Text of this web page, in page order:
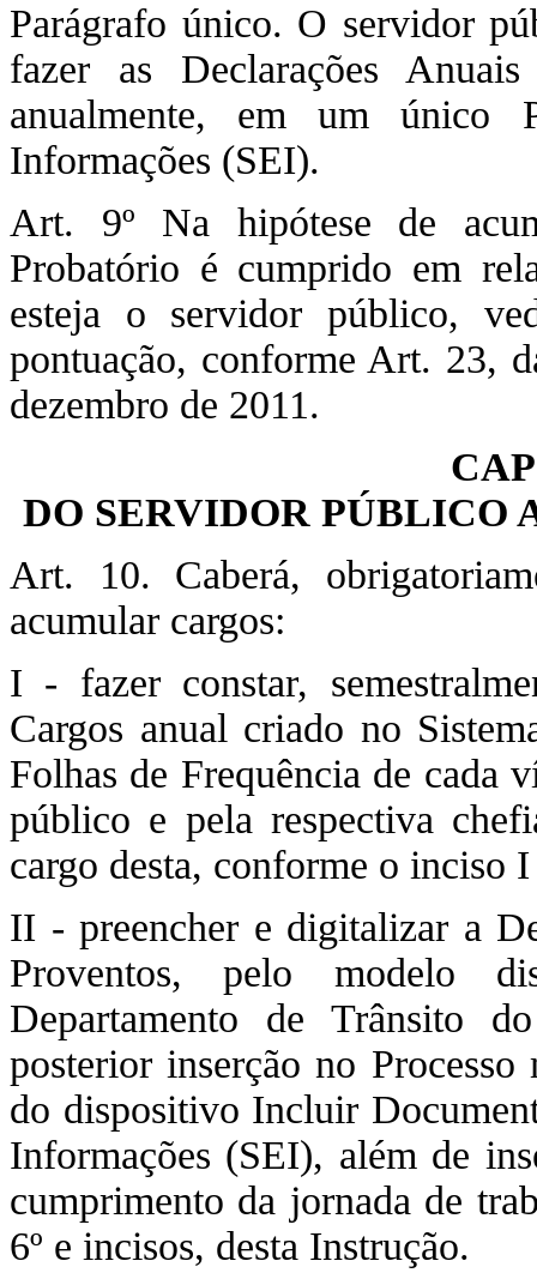
Parágrafo único. O servidor
fazer as Declarações
anualmente, em um único
Informações (SEI).
Art. 9º Na hipótese de
Probatório é cumprido em
esteja o servidor público,
pontuação, conforme Art. 23,
dezembro de 2011.
DO SERVIDOR PÚBLICO
Art. 10. Caberá,
acumular cargos:
I - fazer constar,
Cargos anual criado no
Folhas de Frequência de cada
público e pela respectiva
cargo desta, conforme o inciso
II - preencher e digitalizar a
Proventos, pelo modelo
Departamento de Trânsito
posterior inserção no
do dispositivo Incluir
Informações (SEI), além de
cumprimento da jornada de
6º e incisos, desta Instrução.